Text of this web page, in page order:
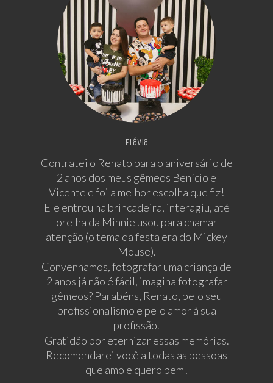
Flávia
Contratei o Renato para o aniversário de
2 anos dos meus gêmeos Benício e
Vicente e foi a melhor escolha que fiz!
Ele entrou na brincadeira, interagiu, até
orelha da Minnie usou para chamar
atenção (o tema da festa era do Mickey
Mouse).
Convenhamos, fotografar uma criança de
2 anos já não é fácil, imagina fotografar
gêmeos? Parabéns, Renato, pelo seu
profissionalismo e pelo amor à sua
profissão.
Gratidão por eternizar essas memórias.
Recomendarei você a todas as pessoas
que amo e quero bem!